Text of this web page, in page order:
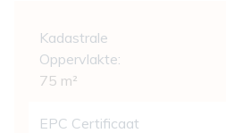
Kadastrale
Oppervlakte:
75 m²
EPC Certificaat